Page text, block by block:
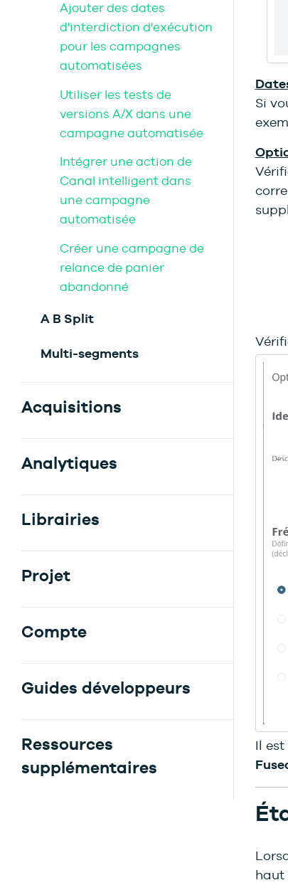
Ajouter des dates
d'interdiction d'exécution
pour les campagnes
automatisées
Utiliser les tests de
versions A/X dans une
campagne automatisée
Intégrer une action de
Canal intelligent dans
une campagne
automatisée
Créer une campagne de
relance de panier
abandonné
A B Split
Multi-segments
Acquisitions
Analytiques
Librairies
Projet
Compte
Guides développeurs
Ressources
supplémentaires
Si
Il
haut